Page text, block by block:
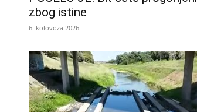
zbog istine
6. kolovoza 2026.